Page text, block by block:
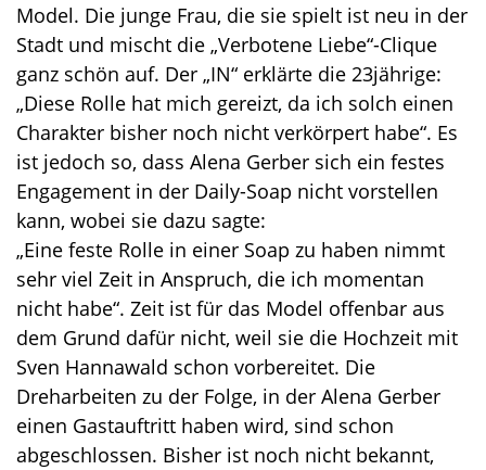
Model. Die junge Frau, die sie spielt ist neu in der
Stadt und mischt die „Verbotene Liebe“-Clique
ganz schön auf. Der „IN“ erklärte die 23jährige:
„Diese Rolle hat mich gereizt, da ich solch einen
Charakter bisher noch nicht verkörpert habe“. Es
ist jedoch so, dass Alena Gerber sich ein festes
Engagement in der Daily-Soap nicht vorstellen
kann, wobei sie dazu sagte:
„Eine feste Rolle in einer Soap zu haben nimmt
sehr viel Zeit in Anspruch, die ich momentan
nicht habe“. Zeit ist für das Model offenbar aus
dem Grund dafür nicht, weil sie die Hochzeit mit
Sven Hannawald schon vorbereitet. Die
Dreharbeiten zu der Folge, in der Alena Gerber
einen Gastauftritt haben wird, sind schon
abgeschlossen. Bisher ist noch nicht bekannt,